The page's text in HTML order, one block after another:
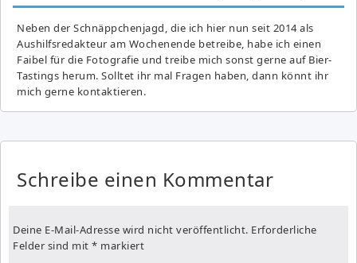
Neben der Schnäppchenjagd, die ich hier nun seit 2014 als
Aushilfsredakteur am Wochenende betreibe, habe ich einen
Faibel für die Fotografie und treibe mich sonst gerne auf Bier-
Tastings herum. Solltet ihr mal Fragen haben, dann könnt ihr
mich gerne kontaktieren.
Schreibe einen Kommentar
Deine E-Mail-Adresse wird nicht veröffentlicht. Erforderliche
Felder sind mit * markiert